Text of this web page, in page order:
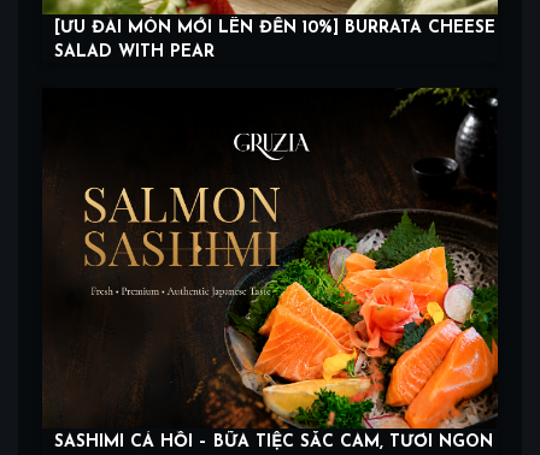
[ƯU ĐÃI MÓN MỚI LÊN ĐẾN 10%] BURRATA CHEESE
SALAD WITH PEAR
SASHIMI CÁ HỒI – BỮA TIỆC SẮC CAM, TƯƠI NGON